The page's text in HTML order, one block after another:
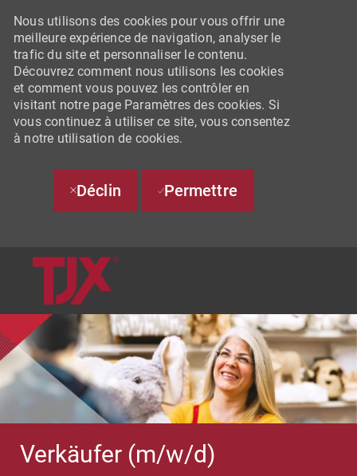
SKIP TO MAIN CONTENT
Nous utilisons des cookies pour vous offrir une
meilleure expérience de navigation, analyser le
trafic du site et personnaliser le contenu.
Découvrez comment nous utilisons les cookies
et comment vous pouvez les contrôler en
visitant notre page Paramètres des cookies. Si
vous continuez à utiliser ce site, vous consentez
à notre utilisation de cookies.
Déclin Permettre
Verkäufer (m/w/d)